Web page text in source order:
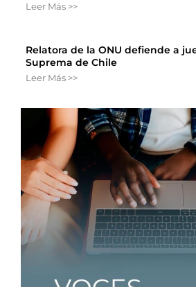
Leer Más >>
Relatora de la ONU defiende a
Suprema de Chile
Leer Más >>